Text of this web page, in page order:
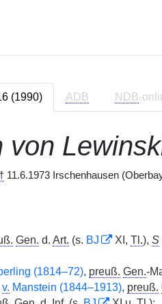
(1990) ADB NDB-
von
†11.6.1973 Irschenhausen
Gen. d. Art. (s. BJ XI, Tl.), S
(1814–72), preuß. Gen.-
v. Manstein (1844–1913), preuß.